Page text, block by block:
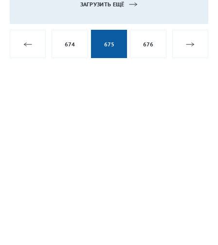
ЗАГРУЗИТЬ ЕЩЁ
674 675 676